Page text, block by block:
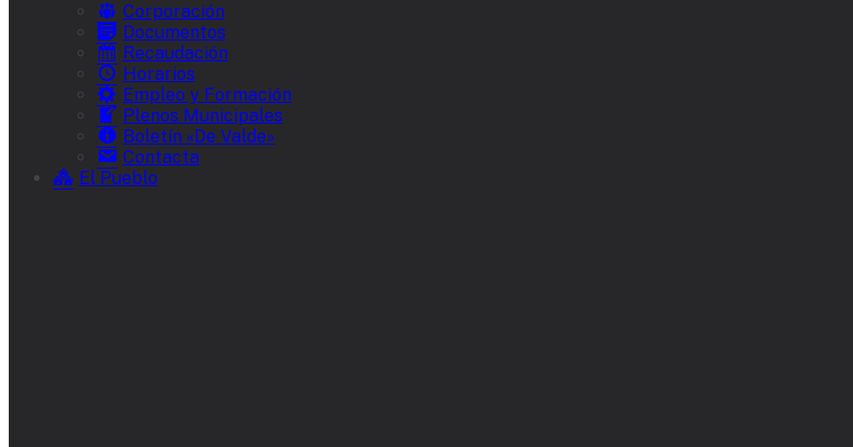
Corporación
Documentos
Recaudación
Horarios
Empleo y Formación
Plenos Municipales
Boletín «De Valde»
Contacta
El Pueblo